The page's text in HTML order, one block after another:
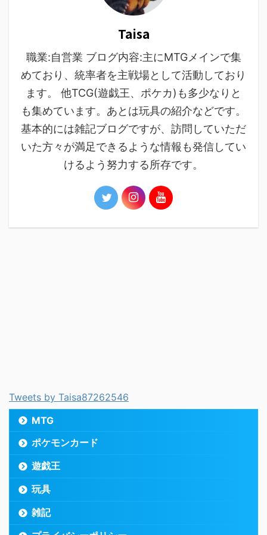
Taisa
職業:自営業 ブログ内容:主にMTGメインで集
めており、統率者を主戦場として活動しており
ます。 他TCG(遊戯王、ポケカ)も多少なりと
も集めています。あとは玩具の紹介などです。
基本的には雑記ブログですが、訪問していただ
いた方々が満足できるような情報も発信してい
けるよう努力する所存です。
Tweets by Taisa87262546
MTG
ポケモンカード
遊戯王
玩具
雑記